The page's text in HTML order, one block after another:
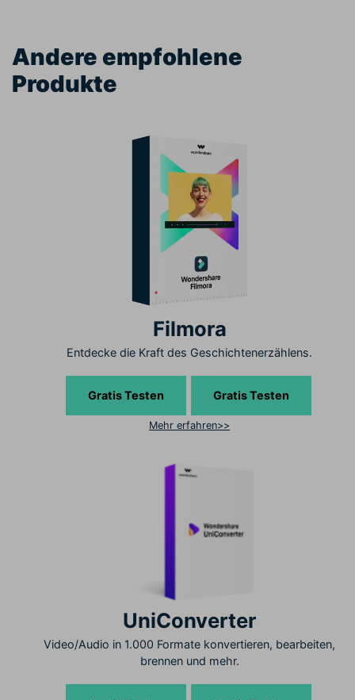
Andere empfohlene
Produkte
Filmora
Entdecke die Kraft des Geschichtenerzählens.
Gratis Testen Gratis Testen
Mehr erfahren>>
UniConverter
Video/Audio in 1.000 Formate konvertieren, bearbeiten,
brennen und mehr.